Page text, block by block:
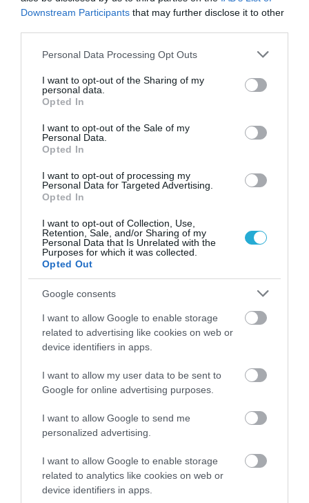
Downstream Participants that may further disclose it to other
Please note that this website/app uses one or more Google
not limited to your visit or usage behaviour. You may click to
grant or deny consent to Google and its third-party tags to
use your data for below specified purposes in below Google
consent section.
Personal Data Processing Opt Outs
I want to opt-out of the Sharing of my
personal data.
Opted In
I want to opt-out of the Sale of my
Personal Data.
Opted In
I want to opt-out of processing my
Personal Data for Targeted Advertising.
Opted In
I want to opt-out of Collection, Use,
Retention, Sale, and/or Sharing of my
Personal Data that Is Unrelated with the
Purposes for which it was collected.
Opted Out
Google consents
I want to allow Google to enable storage
related to advertising like cookies on web or
device identifiers in apps.
I want to allow my user data to be sent to
Google for online advertising purposes.
I want to allow Google to send me
personalized advertising.
I want to allow Google to enable storage
related to analytics like cookies on web or
device identifiers in apps.
ΠΕΡΙΣΣΟΤΕΡA
07.08.2026
Παγκόσμια Ημέρα Μπύρας: Η ιστορία της
μπύρας σε ένα ποτήρι